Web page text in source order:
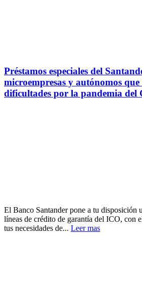
Préstamos especiales del
microempresas y autónomos
dificultades por la pandemia del
El Banco Santander pone a tu disposición
líneas de crédito de garantía del ICO, con
tus necesidades de... Leer mas